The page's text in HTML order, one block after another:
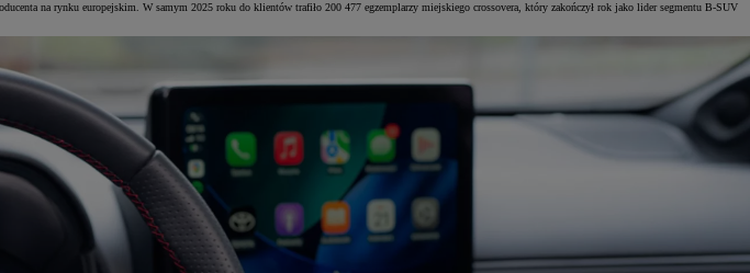
na rynku europejskim. W samym 2025 roku do klientów trafiło 200 477 egzemplarzy miejskiego crossovera, który zakończył rok jako lider segmentu B-SUV